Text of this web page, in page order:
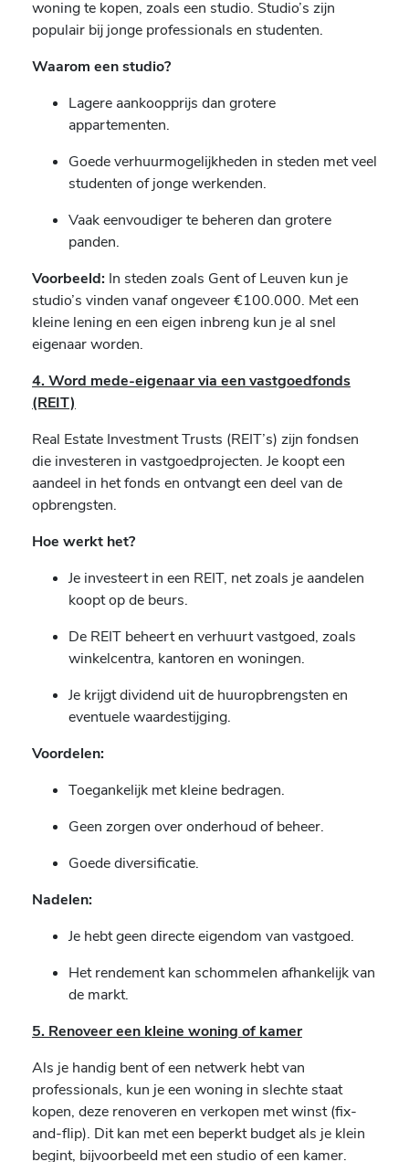
woning te kopen, zoals een studio. Studio’s zijn
populair bij jonge professionals en studenten.
Waarom een studio?
Lagere aankoopprijs dan grotere
appartementen.
Goede verhuurmogelijkheden in steden met veel
studenten of jonge werkenden.
Vaak eenvoudiger te beheren dan grotere
panden.
Voorbeeld: In steden zoals Gent of Leuven kun je
studio’s vinden vanaf ongeveer €100.000. Met een
kleine lening en een eigen inbreng kun je al snel
eigenaar worden.
4. Word mede-eigenaar via een vastgoedfonds
(REIT)
Real Estate Investment Trusts (REIT’s) zijn fondsen
die investeren in vastgoedprojecten. Je koopt een
aandeel in het fonds en ontvangt een deel van de
opbrengsten.
Hoe werkt het?
Je investeert in een REIT, net zoals je aandelen
koopt op de beurs.
De REIT beheert en verhuurt vastgoed, zoals
winkelcentra, kantoren en woningen.
Je krijgt dividend uit de huuropbrengsten en
eventuele waardestijging.
Voordelen:
Toegankelijk met kleine bedragen.
Geen zorgen over onderhoud of beheer.
Goede diversificatie.
Nadelen:
Je hebt geen directe eigendom van vastgoed.
Het rendement kan schommelen afhankelijk van
de markt.
5. Renoveer een kleine woning of kamer
Als je handig bent of een netwerk hebt van
professionals, kun je een woning in slechte staat
kopen, deze renoveren en verkopen met winst (fix-
and-flip). Dit kan met een beperkt budget als je klein
begint, bijvoorbeeld met een studio of een kamer.